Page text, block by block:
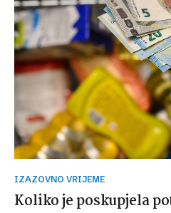
IZAZOVNO VRIJEME
Koliko je poskupjela